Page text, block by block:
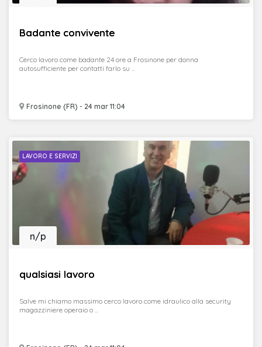
Badante convivente
Frosinone (FR) - 24 mar 11:04
Cerco lavoro come badante 24 ore a Frosinone per donna
autosufficiente per contatti farlo su ...
LAVORO E SERVIZI
qualsiasi lavoro
n/p
Salve mi chiamo massimo cerco lavoro come idraulico alla security
magazziniere operaio o ...